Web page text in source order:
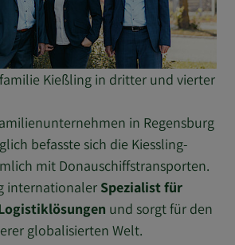
Kießling in dritter und vierter
in Regensburg
befasste sich die Kiessling-
mit Donauschiffstransporten.
internationaler Spezialist für
und sorgt für den
globalisierten Welt.